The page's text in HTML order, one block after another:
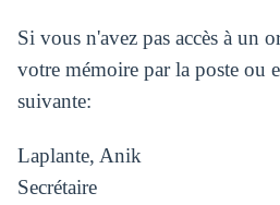
Si vous n'avez pas accès à un
votre mémoire par la poste ou
suivante:
Laplante, Anik
Secrétaire